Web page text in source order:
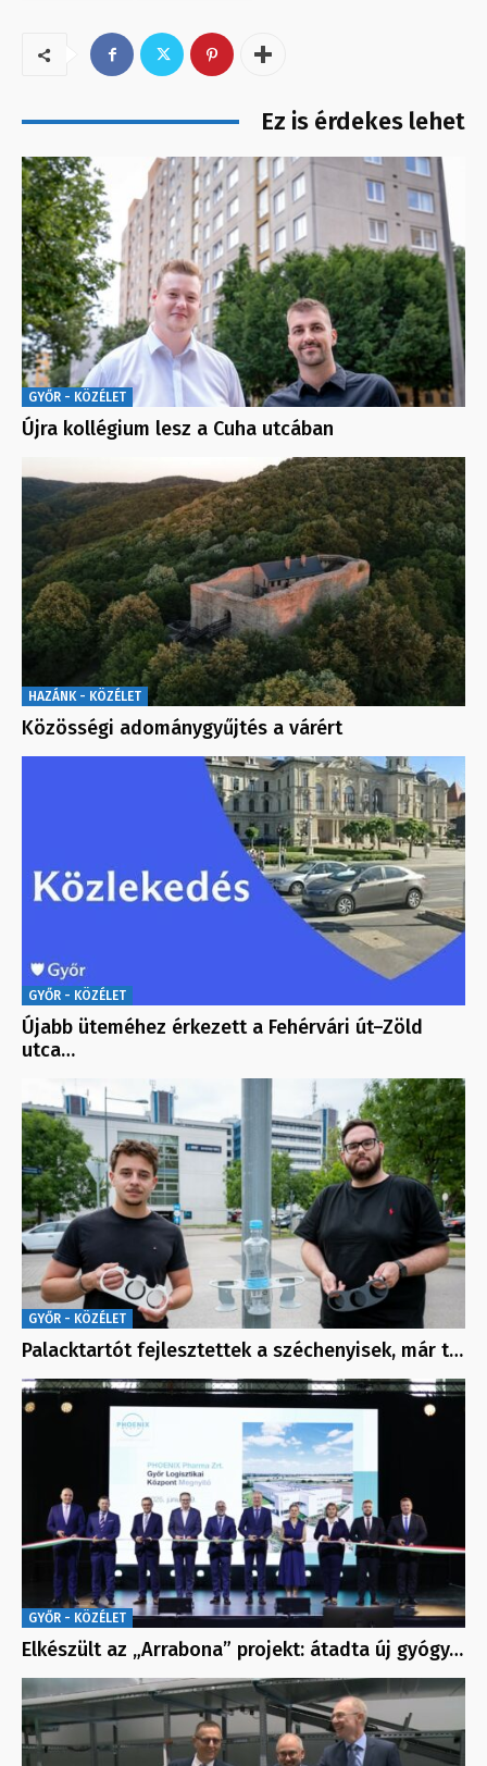
Ez is érdekes lehet
GYŐR - KÖZÉLET
Újra kollégium lesz a Cuha utcában
HAZÁNK - KÖZÉLET
Közösségi adománygyűjtés a várért
GYŐR - KÖZÉLET
Újabb üteméhez érkezett a Fehérvári út–Zöld
utca…
GYŐR - KÖZÉLET
Palacktartót fejlesztettek a széchenyisek, már t…
GYŐR - KÖZÉLET
Elkészült az „Arrabona” projekt: átadta új gyógy…